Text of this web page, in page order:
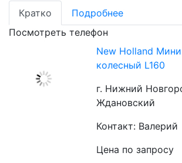
Кратко
Подробнее
Посмотреть телефон
New Holland
колесный L160
г. Нижний
Ждановский
Контакт: Валерий
Цена по запросу